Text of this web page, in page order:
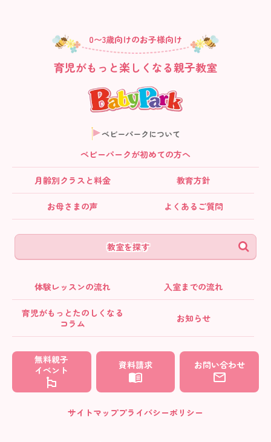
0〜3歳向けのお子様向け
育児がもっと楽しくなる親子教室
ベビーパークについて
ベビーパークが初めての方へ
月齢別クラス と料金 教育方針
お母さまの声 よくあるご質問
教室を探す
体験レッスンの流れ 入室までの流れ
育児がもっとたのしくなる
コラム
お知らせ
無料親子
イベント
資料請求 お問い合わせ
サイトマッププライバシーポリシー